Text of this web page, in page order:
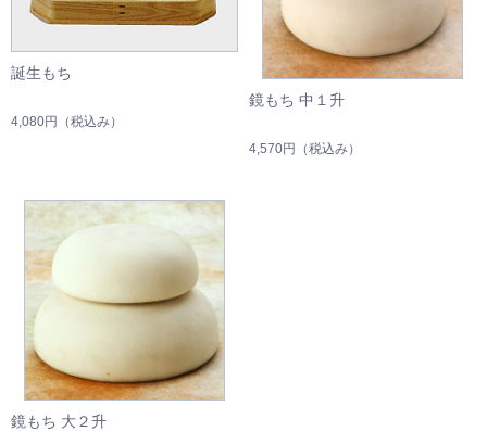
誕生もち
4,080円 （税込み）
鏡もち 中１升
4,570円 （税込み）
鏡もち 大２升